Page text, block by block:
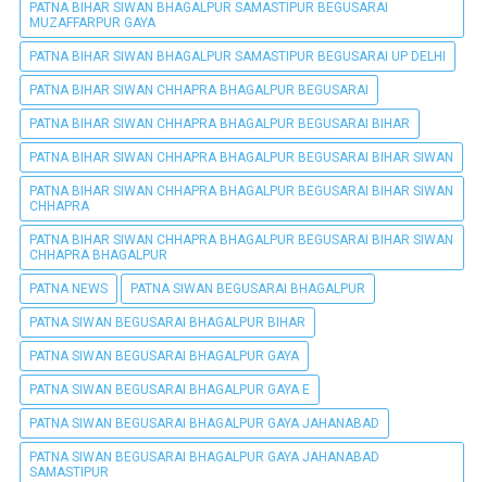
PATNA BIHAR SIWAN BHAGALPUR SAMASTIPUR BEGUSARAI
MUZAFFARPUR GAYA
PATNA BIHAR SIWAN BHAGALPUR SAMASTIPUR BEGUSARAI UP DELHI
PATNA BIHAR SIWAN CHHAPRA BHAGALPUR BEGUSARAI
PATNA BIHAR SIWAN CHHAPRA BHAGALPUR BEGUSARAI BIHAR
PATNA BIHAR SIWAN CHHAPRA BHAGALPUR BEGUSARAI BIHAR SIWAN
PATNA BIHAR SIWAN CHHAPRA BHAGALPUR BEGUSARAI BIHAR SIWAN
CHHAPRA
PATNA BIHAR SIWAN CHHAPRA BHAGALPUR BEGUSARAI BIHAR SIWAN
CHHAPRA BHAGALPUR
PATNA NEWS PATNA SIWAN BEGUSARAI BHAGALPUR
PATNA SIWAN BEGUSARAI BHAGALPUR BIHAR
PATNA SIWAN BEGUSARAI BHAGALPUR GAYA
PATNA SIWAN BEGUSARAI BHAGALPUR GAYA E
PATNA SIWAN BEGUSARAI BHAGALPUR GAYA JAHANABAD
PATNA SIWAN BEGUSARAI BHAGALPUR GAYA JAHANABAD
SAMASTIPUR